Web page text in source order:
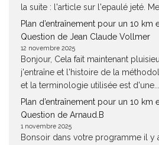
la suite : l'article sur l'epaulé jeté.
Plan d’entraînement pour un 10 km
Question de Jean Claude Vollmer
12 novembre 2025
Bonjour, Cela fait maintenant
j'entraîne et l'histoire de la
et la terminologie utilisée est d'une...
Plan d’entraînement pour un 10 km
Question de Arnaud.B
1 novembre 2025
Bonsoir dans votre programme il y